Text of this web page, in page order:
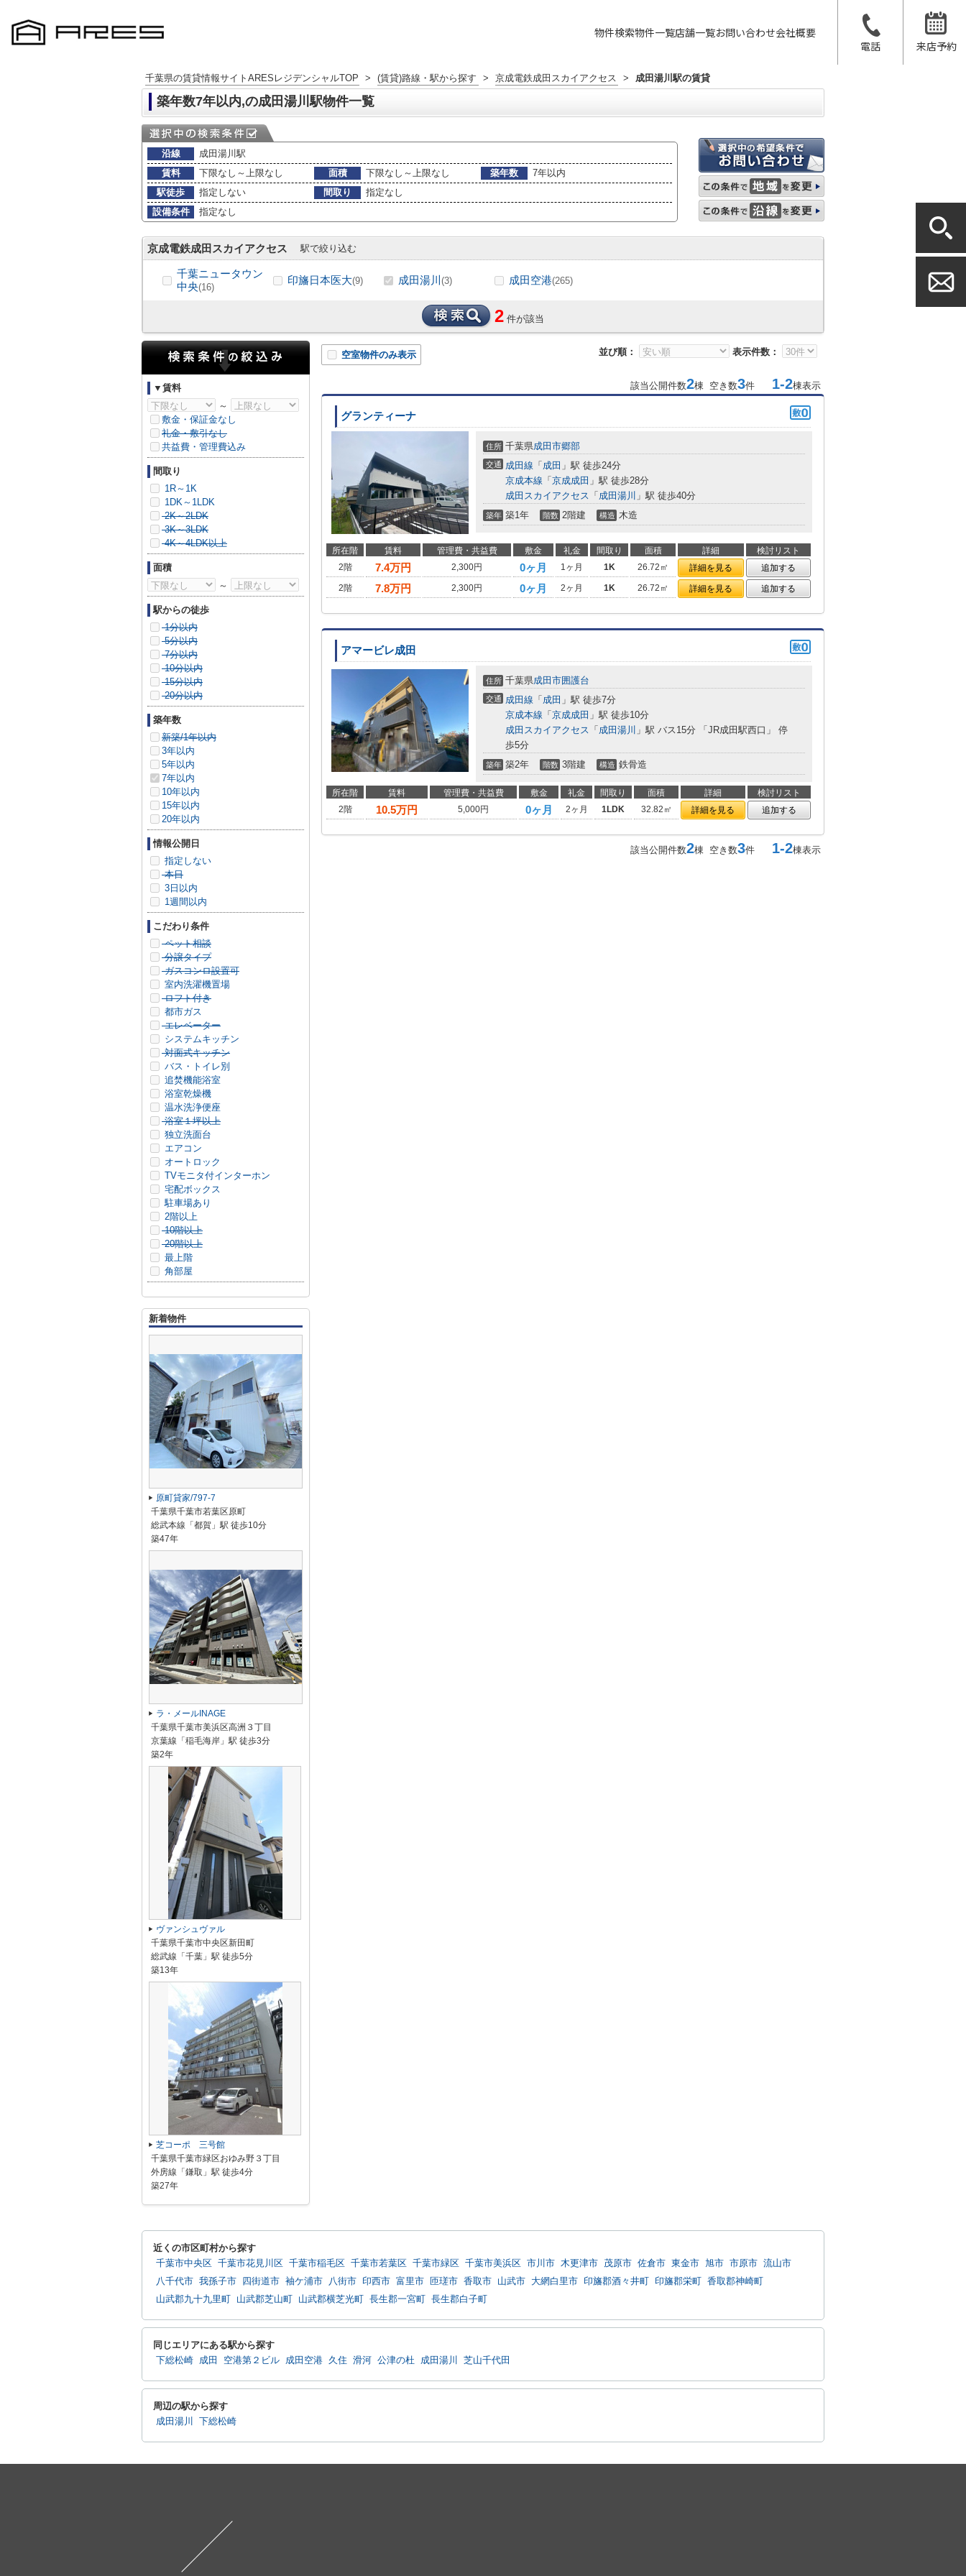
物件検索物件一覧店舗一覧お問い合わせ会社概要
電話
来店予約
千葉県の賃貸情報サイトARESレジデンシャルTOP > (賃貸)路線・駅から探す > 京成電鉄成田スカイアクセス > 成田湯川駅の賃貸
築年数7年以内,の成田湯川駅物件一覧
沿線
成田湯川駅
賃料
下限なし～上限なし 面積 下限なし～上限なし 築年数
7年以内
駅徒歩
指定しない 間取り
指定なし
設備条件
指定なし
京成電鉄成田スカイアクセス 駅で絞り込む
千葉ニュータウン
中央(16)
印旛日本医大(9) 成田湯川 (3) 成田空港(265)
2 件が該当
並び順： 表示件数：
空室物件のみ表示
該当公開件数2棟 空き数3件 1-2棟表示
グランティーナ
住所 千葉県成田市郷部
交通 成田線 「 成田 」駅 徒歩24分
京成本線 「 京成成田 」駅 徒歩28分
成田スカイアクセス 「 成田湯川 」駅 徒歩40分
築年 築1年 階数 2階建 構造 木造
所在階 賃料 管理費・共益費 敷金 礼金 間取り 面積 詳細
検討リスト
2階
7.4万円 2,300円 0ヶ月 1ヶ月 1K 26.72㎡ 詳細を見る
追加する
2階
7.8万円 2,300円 0ヶ月 2ヶ月 1K 26.72㎡ 詳細を見る 追加する
アマービレ成田
住所 千葉県成田市囲護台
交通 成田線 「 成田 」駅 徒歩7分
京成本線 「 京成成田 」駅 徒歩10分
成田スカイアクセス 「 成田湯川 」駅 バス15分 「JR成田駅西口」 停
歩5分
築年 築2年 階数 3階建 構造 鉄骨造
所在階 賃料 管理費・共益費 敷金 礼金 間取り 面積 詳細
検討リスト
2階
10.5万円 5,000円 0ヶ月 2ヶ月 1LDK 32.82㎡ 詳細を見る 追加する
該当公開件数2棟 空き数3件 1-2棟表示
▼賃料
～
敷金・保証金なし
礼金・敷引なし
共益費・管理費込み
間取り
1R～1K
1DK～1LDK
2K～2LDK
3K～3LDK
4K～4LDK以上
面積
～
駅からの徒歩
1分以内
5分以内
7分以内
10分以内
15分以内
20分以内
築年数
新築/1年以内
3年以内
5年以内
7年以内
10年以内
15年以内
20年以内
情報公開日
指定しない
本日
3日以内
1週間以内
こだわり条件
ペット相談
分譲タイプ
ガスコンロ設置可
室内洗濯機置場
ロフト付き
都市ガス
エレベーター
システムキッチン
対面式キッチン
バス・トイレ別
追焚機能浴室
浴室乾燥機
温水洗浄便座
浴室１坪以上
独立洗面台
エアコン
オートロック
TVモニタ付インターホン
宅配ボックス
駐車場あり
2階以上
10階以上
20階以上
最上階
角部屋
新着物件
原町貸家/797-7
千葉県千葉市若葉区原町
総武本線「都賀」駅 徒歩10分
築47年
ラ・メールINAGE
千葉県千葉市美浜区高洲３丁目
京葉線「稲毛海岸」駅 徒歩3分
築2年
ヴァンシュヴァル
千葉県千葉市中央区新田町
総武線「千葉」駅 徒歩5分
築13年
芝コーポ 三号館
千葉県千葉市緑区おゆみ野３丁目
外房線「鎌取」駅 徒歩4分
築27年
近くの市区町村から探す
千葉市中央区 千葉市花見川区 千葉市稲毛区 千葉市若葉区 千葉市緑区 千葉市美浜区 市川市 木更津市 茂原市 佐倉市 東金市 旭市 市原市 流山市
八千代市 我孫子市 四街道市 袖ケ浦市 八街市 印西市 富里市 匝瑳市 香取市 山武市 大網白里市 印旛郡酒々井町 印旛郡栄町
香取郡神崎町
山武郡九十九里町
山武郡芝山町 山武郡横芝光町 長生郡一宮町 長生郡白子町
同じエリアにある駅から探す
下総松崎 成田 空港第２ビル 成田空港 久住 滑河 公津の杜 成田湯川 芝山千代田
周辺の駅から探す
成田湯川 下総松崎